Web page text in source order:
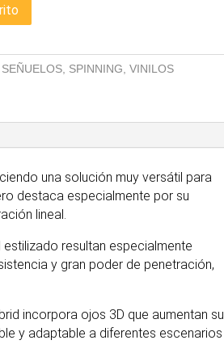
SEÑUELOS, SPINNING VINILOS
una solución muy versátil para
destaca especialmente por su
lineal.
resultan especialmente
y gran poder de penetración,
incorpora ojos 3D que aumentan su
y adaptable a diferentes escenarios